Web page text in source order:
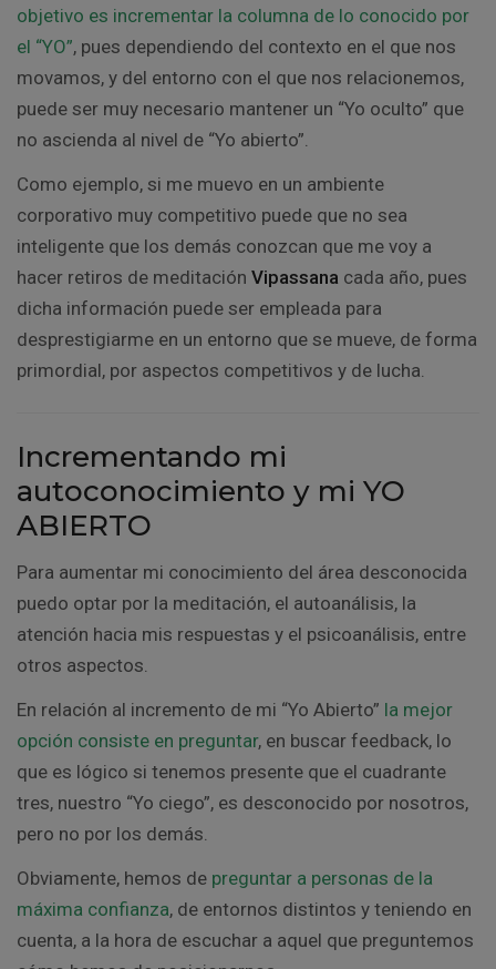
objetivo es incrementar la columna de lo conocido por
el “YO”, pues dependiendo del contexto en el que nos
movamos, y del entorno con el que nos relacionemos,
puede ser muy necesario mantener un “Yo oculto” que
no ascienda al nivel de “Yo abierto”.
Como ejemplo, si me muevo en un ambiente
corporativo muy competitivo puede que no sea
inteligente que los demás conozcan que me voy a
hacer retiros de meditación Vipassana cada año, pues
dicha información puede ser empleada para
desprestigiarme en un entorno que se mueve, de forma
primordial, por aspectos competitivos y de lucha.
Incrementando mi
autoconocimiento y mi YO
ABIERTO
Para aumentar mi conocimiento del área desconocida
puedo optar por la meditación, el autoanálisis, la
atención hacia mis respuestas y el psicoanálisis, entre
otros aspectos.
En relación al incremento de mi “Yo Abierto” la mejor
opción consiste en preguntar, en buscar feedback, lo
que es lógico si tenemos presente que el cuadrante
tres, nuestro “Yo ciego”, es desconocido por nosotros,
pero no por los demás.
Obviamente, hemos de preguntar a personas de la
máxima confianza, de entornos distintos y teniendo en
cuenta, a la hora de escuchar a aquel que preguntemos